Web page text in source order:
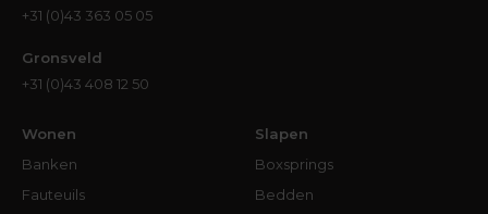
+31 (0)43 363 05 05
Gronsveld
+31 (0)43 408 12 50
Wonen
Banken
Fauteuils
Slapen
Boxsprings
Bedden